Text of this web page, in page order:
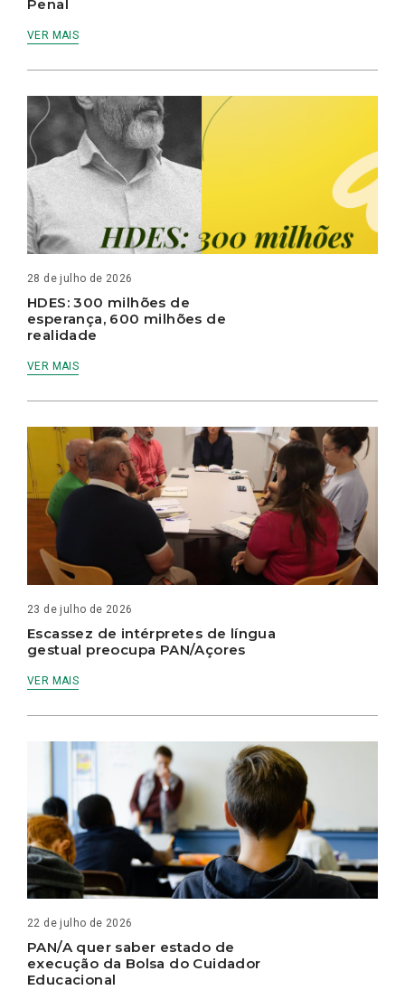
Penal
VER MAIS
28 de julho de 2026
HDES: 300 milhões de
esperança, 600 milhões de
realidade
VER MAIS
23 de julho de 2026
Escassez de intérpretes de língua
gestual preocupa PAN/Açores
VER MAIS
22 de julho de 2026
PAN/A quer saber estado de
execução da Bolsa do Cuidador
Educacional